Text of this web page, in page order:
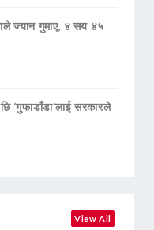
ज्यान गुमाए, ४ सय ४५
‘गुफाडाँडा’लाई सरकारले
View All